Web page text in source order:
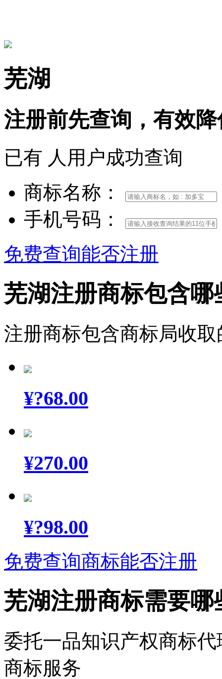
芜湖
注册前先查询， 有效
已有 人用户成功查询
商标名称：
手机号码：
免费查询能否注册
芜湖注册商标包含哪
注册商标包含商标局收
¥?68.00
¥270.00
¥?98.00
免费查询商标能否注册
芜湖注册商标需要哪
委托一品知识产权商标
商标服务